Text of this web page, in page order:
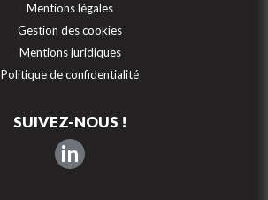
Mentions légales
Gestion des cookies
Mentions juridiques
Politique de confidentialité
SUIVEZ-NOUS !
in